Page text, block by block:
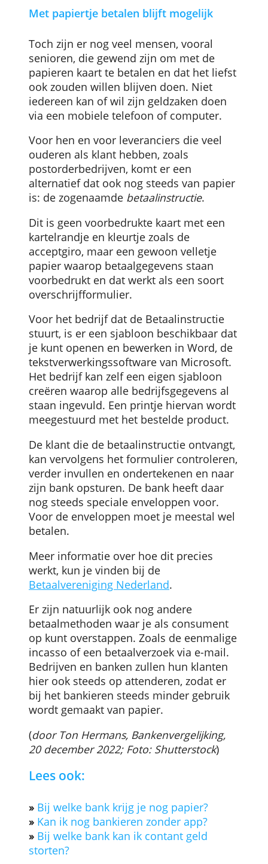
Dat maakt het voor banken en voor
bedrijven die acceptgiro’s versturen
steeds duurder om de gele, vooraf
ingevulde betaalkaart te blijven
Met papiertje betalen blijft mogelijk
senioren, die gewend zijn om met de
papieren kaart te betalen en dat het liefst
ook zouden willen blijven doen. Niet
iedereen kan of wil zijn geldzaken doen
Voor hen en voor leveranciers die veel
ouderen als klant hebben, zoals
postorderbedrijven, komt er een
alternatief dat ook nog steeds van papier
is: de zogenaamde
Dit is geen voorbedrukte kaart met een
kartelrandje en kleurtje zoals de
acceptgiro, maar een gewoon velletje
papier waarop betaalgegevens staan
voorbedrukt en dat werkt als een soort
overschrijfformulier.
Voor het bedrijf dat de Betaalinstructie
stuurt, is er een sjabloon beschikbaar
je kunt openen en bewerken in Word, de
tekstverwerkingssoftware van Microsoft.
Het bedrijf kan zelf een eigen sjabloon
creëren waarop alle bedrijfsgegevens al
meegestuurd met het bestelde product.
De klant die de betaalinstructie ontvangt,
kan vervolgens het formulier
verder invullen en ondertekenen en naar
zijn bank opsturen. De bank heeft daar
nog steeds speciale enveloppen voor.
Voor de enveloppen moet je meestal wel
betalen.
Meer informatie over hoe dit precies
werkt, kun je vinden bij de
Betaalvereniging Nederland.
Er zijn natuurlijk ook nog andere
op kunt overstappen. Zoals de
incasso of een betaalverzoek via e-mail.
Bedrijven en banken zullen hun klanten
hier ook steeds op attenderen, zodat er